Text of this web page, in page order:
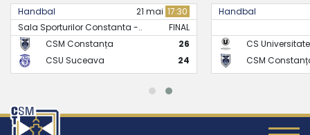
Handbal 21 mai 17:30
Sala Sporturilor Constanta -..
FINAL
CSM Constanța
26
CSU Suceava
24
Handbal
CS
CSM